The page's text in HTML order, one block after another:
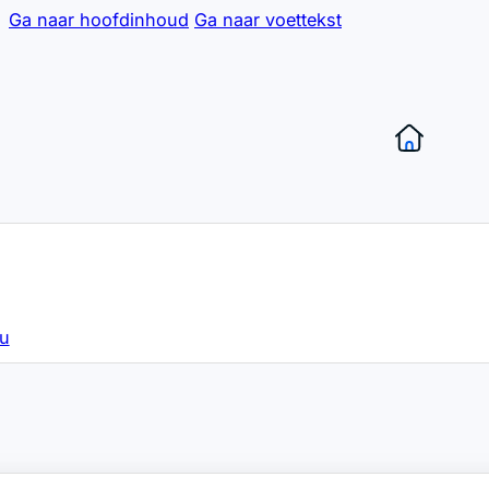
Ga naar hoofdinhoud Ga naar voettekst